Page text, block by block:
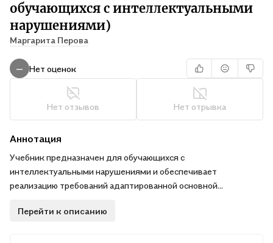
обучающихся с интеллектуальными
нарушениями)
Маргарита Перова
— Нет оценок
Нет отзывов Нет отрывка
Аннотация
Учебник предназначен для обучающихся с
интеллектуальными нарушениями и обеспечивает
реализацию требований адаптированной основной
"Математика". Содержание учебника включает следующие
Перейти к описанию